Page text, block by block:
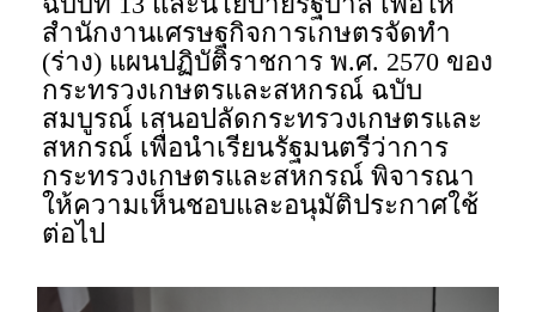
สำนักงานเศรษฐกิจการเกษตรจัดทำ
(ร่าง) แผนปฏิบัติราชการ พ.ศ. 2570 ของ
กระทรวงเกษตรและสหกรณ์ ฉบับ
สมบูรณ์ เสนอปลัดกระทรวงเกษตรและ
สหกรณ์ เพื่อนำเรียนรัฐมนตรีว่าการ
กระทรวงเกษตรและสหกรณ์ พิจารณา
ให้ความเห็นชอบและอนุมัติประกาศใช้
ต่อไป